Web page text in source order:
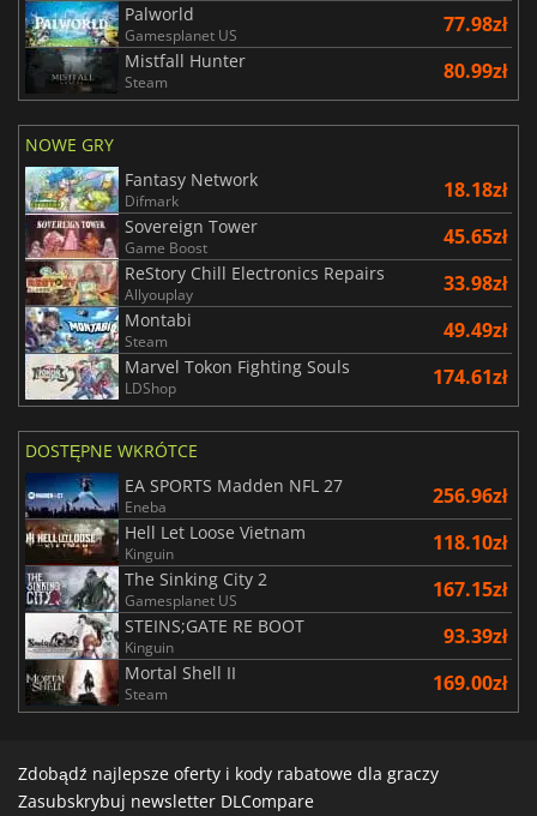
Palworld
Gamesplanet US 77.98zł
Mistfall Hunter
Steam 80.99zł
NOWE GRY
Fantasy Network
Difmark 18.18zł
Sovereign Tower
Game Boost 45.65zł
ReStory Chill Electronics Repairs
Allyouplay 33.98zł
Montabi
Steam 49.49zł
Marvel Tokon Fighting Souls
LDShop 174.61zł
DOSTĘPNE WKRÓTCE
EA SPORTS Madden NFL 27
Eneba 256.96zł
Hell Let Loose Vietnam
Kinguin 118.10zł
The Sinking City 2
Gamesplanet US 167.15zł
STEINS;GATE RE BOOT
Kinguin 93.39zł
Mortal Shell II
Steam 169.00zł
Zdobądź najlepsze oferty i kody rabatowe dla graczy
Zasubskrybuj newsletter DLCompare